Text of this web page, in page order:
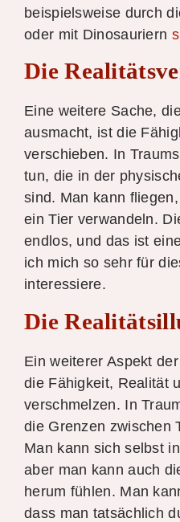
beispielsweise durch
oder mit Dinosauriern
Die
Eine weitere Sache,
ausmacht, ist die
verschieben. In
tun, die in der
sind. Man kann
ein Tier verwandeln.
endlos, und das ist
ich mich so sehr für
interessiere.
Die
Ein weiterer Aspekt
die Fähigkeit, Realität
verschmelzen. In
die Grenzen zwischen
Man kann sich selbst
aber man kann auch
herum fühlen. Man
dass man tatsächlich